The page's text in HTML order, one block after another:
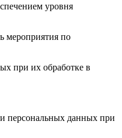
уровня
мероприятия по
при их обработке в
персональных данных при